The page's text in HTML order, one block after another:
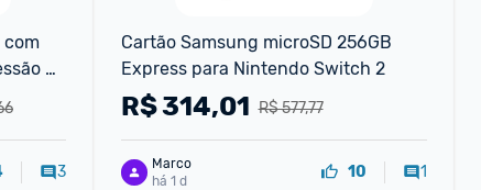
com
-
3
Cartão Samsung microSD 256GB
Express para Nintendo Switch 2
R$ 577,77
R$314,01
Marco
há 1 d
10 1